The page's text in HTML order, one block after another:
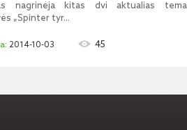
nagrinėja kitas dvi aktualias
„Spinter tyr...
2014-10-03 45